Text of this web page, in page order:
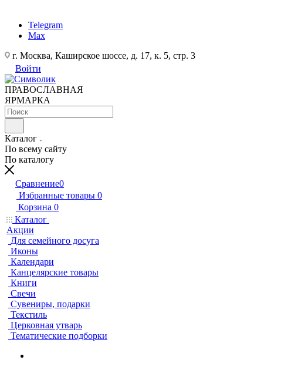
Telegram
Max
г. Москва, Каширское шоссе, д. 17, к. 5, стр. 3
Войти
ПРАВОСЛАВНАЯ
ЯРМАРКА
Каталог
По всему сайту
По каталогу
Сравнение0
Избранные товары 0
Корзина 0
Каталог
Акции
Для семейного досуга
Иконы
Календари
Канцелярские товары
Книги
Свечи
Сувениры, подарки
Текстиль
Церковная утварь
Тематические подборки